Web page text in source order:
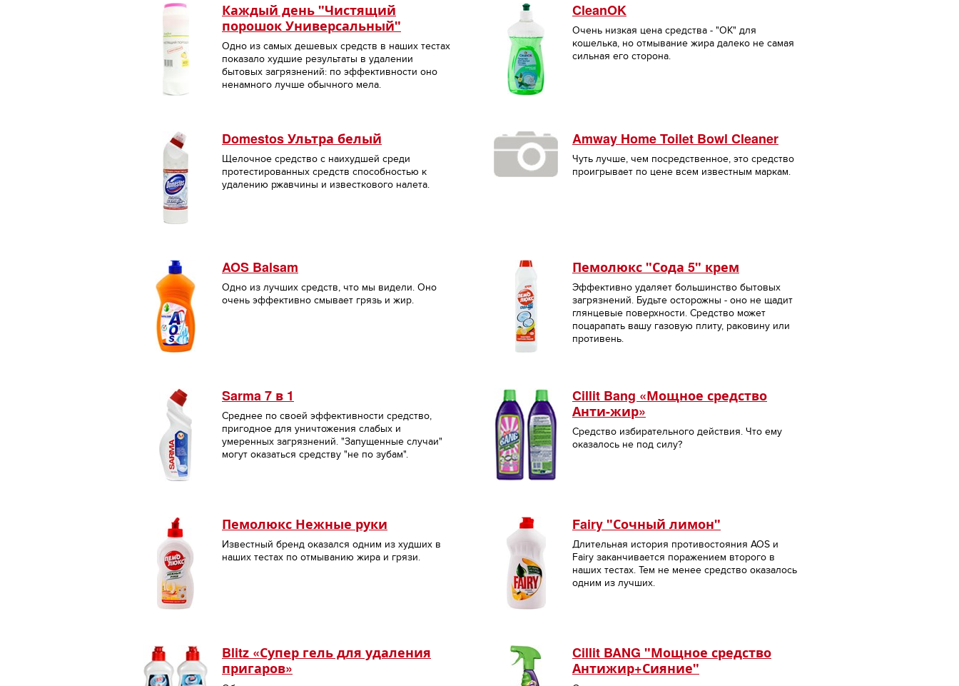
Каждый день "Чистящий
порошок Универсальный"
Одно из самых дешевых средств в наших тестах
показало худшие результаты в удалении
бытовых загрязнений: по эффективности оно
ненамного лучше обычного мела.
CleanOK
Очень низкая цена средства - "ОК" для
кошелька, но отмывание жира далеко не самая
сильная его сторона.
Domestos Ультра белый
Щелочное средство с наихудшей среди
протестированных средств способностью к
удалению ржавчины и известкового налета.
Amway Home Toilet Bowl Cleaner
Чуть лучше, чем посредственное, это средство
проигрывает по цене всем известным маркам.
AOS Balsam
Одно из лучших средств, что мы видели. Оно
очень эффективно смывает грязь и жир.
Пемолюкс "Сода 5" крем
Эффективно удаляет большинство бытовых
загрязнений. Будьте осторожны - оно не щадит
глянцевые поверхности. Средство может
поцарапать вашу газовую плиту, раковину или
противень.
Sarma 7 в 1
Среднее по своей эффективности средство,
пригодное для уничтожения слабых и
умеренных загрязнений. "Запущенные случаи"
могут оказаться средству "не по зубам".
Cillit Bang «Мощное средство
Анти-жир»
Средство избирательного действия. Что ему
оказалось не под силу?
Пемолюкс Нежные руки
Известный бренд оказался одним из худших в
наших тестах по отмыванию жира и грязи.
Fairy "Сочный лимон"
Длительная история противостояния AOS и
Fairy заканчивается поражением второго в
наших тестах. Тем не менее средство оказалось
одним из лучших.
Blitz «Супер гель для удаления
пригаров»
Cillit BANG "Мощное средство
Антижир+Сияние"